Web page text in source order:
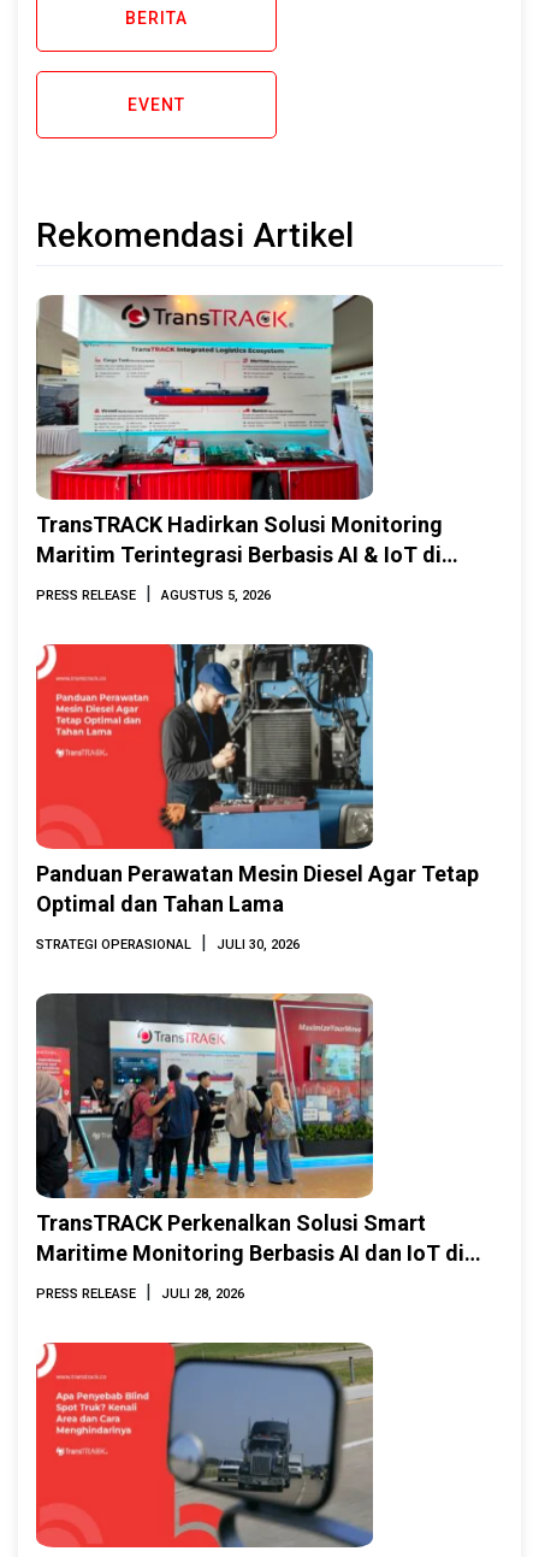
BERITA
EVENT
Rekomendasi Artikel
TransTRACK Hadirkan Solusi Monitoring
Maritim Terintegrasi Berbasis AI & IoT di
Indonesia Marine & Offshore Expo (IMOX)
PRESS RELEASE | AGUSTUS 5, 2026
Panduan Perawatan Mesin Diesel Agar Tetap
Optimal dan Tahan Lama
STRATEGI OPERASIONAL | JULI 30, 2026
TransTRACK Perkenalkan Solusi Smart
Maritime Monitoring Berbasis AI dan IoT di
INAMARINE 2026
PRESS RELEASE | JULI 28, 2026